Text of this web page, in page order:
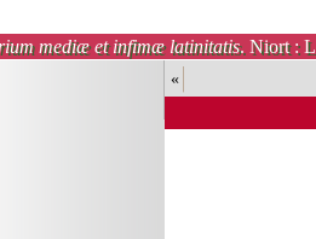
mediæ et infimæ latinitatis. Niort :
«